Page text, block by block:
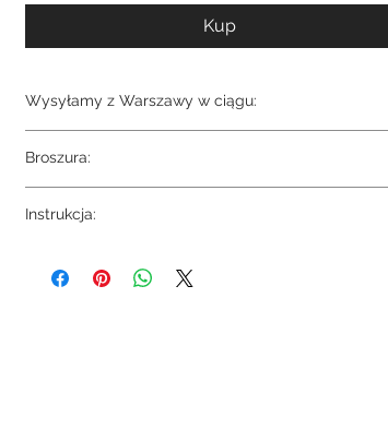
Kup
Wysyłamy z Warszawy w ciągu:
Broszura:
Instrukcja: